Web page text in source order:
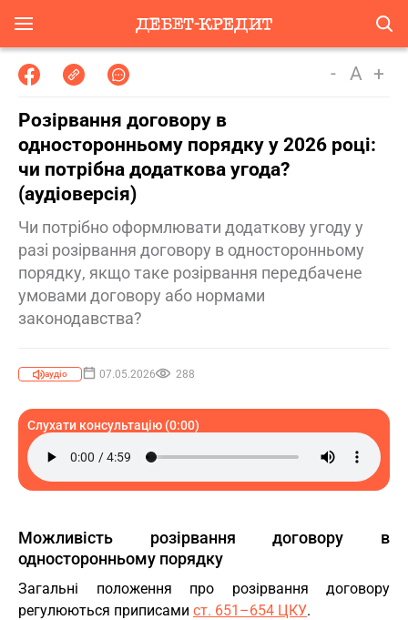
- A +
Розірвання договору в
односторонньому порядку у 2026 році:
чи потрібна додаткова угода?
(аудіоверсія)
Чи потрібно оформлювати додаткову угоду у
разі розірвання договору в односторонньому
порядку, якщо таке розірвання передбачене
умовами договору або нормами
законодавства?
аудіо 07.05.2026 288
Слухати консультацію (0:00)
Можливість розірвання договору в
односторонньому порядку
Загальні положення про розірвання договору
регулюються приписами ст. 651–654 ЦКУ.